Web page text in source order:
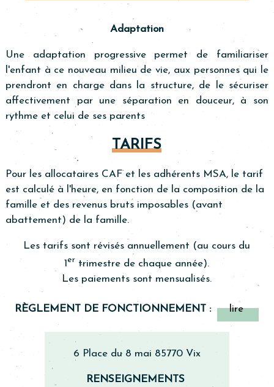
Adaptation
Une adaptation progressive permet de familiariser
l'enfant à ce nouveau milieu de vie, aux personnes qui le
prendront en charge dans la structure, de le sécuriser
affectivement par une séparation en douceur, à son
rythme et celui de ses parents
TARIFS
Pour les allocataires CAF et les adhérents MSA, le tarif
est calculé à l'heure, en fonction de la composition de la
famille et des revenus bruts imposables (avant
abattement) de la famille.
Les tarifs sont révisés annuellement (au cours du
1er trimestre de chaque année).
Les paiements sont mensualisés.
RÈGLEMENT DE FONCTIONNEMENT : lire
6 Place du 8 mai 85770 Vix
RENSEIGNEMENTS